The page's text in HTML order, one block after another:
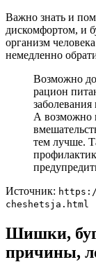
Важно знать и
дискомфортом, и
организм
немедленно
Возможно
рацион
заболевания
А возможно
тем лучше.
Источник:
cheshetsja.html
Шишки,
причины,